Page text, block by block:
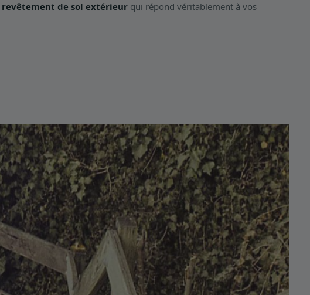
revêtement de sol extérieur qui répond véritablement à vos